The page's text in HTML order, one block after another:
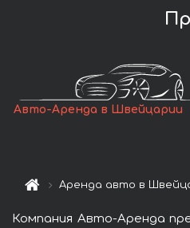
Авто-Аренда в Швейцарии
Аренда авто в
Компания Авто-Аренда